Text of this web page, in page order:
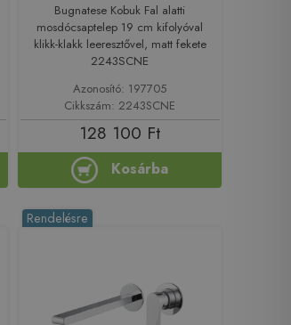
Bugnatese Kobuk Fal alatti
mosdócsaptelep 19 cm kifolyóval
klikk-klakk leeresztővel, matt fekete
2243SCNE
Azonosító: 197705
Cikkszám: 2243SCNE
128 100 Ft
Kosárba
Rendelésre